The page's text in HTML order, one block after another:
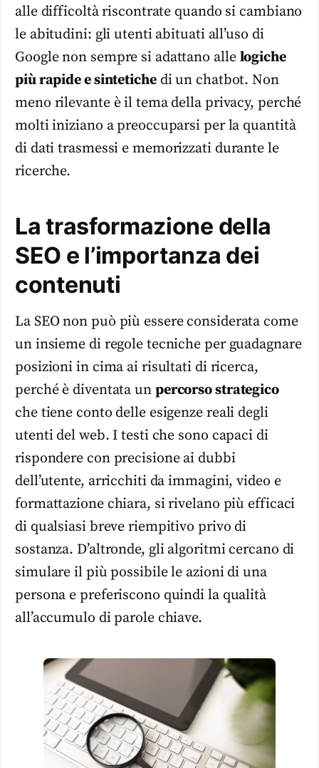
alle difficoltà riscontrate quando si cambiano
le abitudini: gli utenti abituati all’uso di
Google non sempre si adattano alle logiche
più rapide e sintetichedi un chatbot. Non
meno rilevante è il tema della privacy, perché
molti iniziano a preoccuparsi per la quantità
di dati trasmessi e memorizzati durante le
ricerche.
La trasformazione della
SEO e l’importanza dei
contenuti
La SEO non può più essere considerata come
un insieme di regole tecniche per guadagnare
posizioni in cima ai risultati di ricerca,
perché è diventata un percorso strategico
che tiene conto delle esigenze reali degli
utenti del web. I testi che sono capaci di
rispondere con precisione ai dubbi
dell’utente, arricchiti da immagini, video e
formattazione chiara, si rivelano più efficaci
di qualsiasi breve riempitivo privo di
sostanza. D’altronde, gli algoritmi cercano di
simulare il più possibile le azioni di una
persona e preferiscono quindi la qualità
all’accumulo di parole chiave.